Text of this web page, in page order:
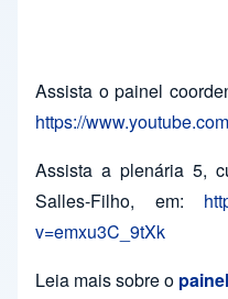
Assista o painel
https://
Assista a plenária 5,
Salles-Filho, em:
v=emxu3C_9tXk
Leia mais sobre o painel